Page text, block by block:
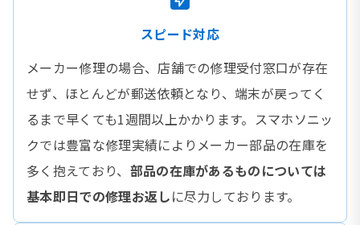
スピード対応
メーカー修理の場合、店舗での修理受付窓口が存在
せず、ほとんどが郵送依頼となり、端末が戻ってく
るまで早くても1週間以上かかります。スマホソニッ
クでは豊富な修理実績によりメーカー部品の在庫を
多く抱えており、 部品の在庫があるものについては
基本即日での修理お返しに尽力しております。